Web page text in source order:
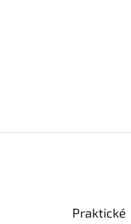
Praktické